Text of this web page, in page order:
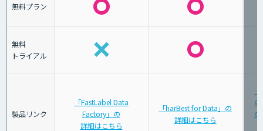
無料プラン
無料
トライアル
製品リンク
「FastLabel Data
Factory」の
詳細はこちら
「harBest for Data」の
詳細はこちら